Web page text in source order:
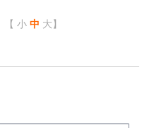
【 小 中 大】